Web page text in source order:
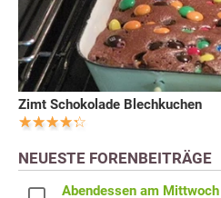
Zimt Schokolade Blechkuchen
NEUESTE FORENBEITRÄGE
Abendessen am